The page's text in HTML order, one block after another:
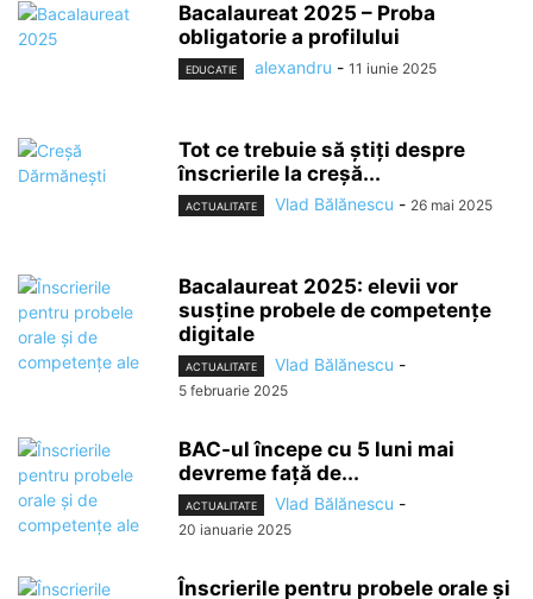
Bacalaureat 2025 – Proba
obligatorie a profilului
EDUCATIE alexandru - 11 iunie 2025
Tot ce trebuie să știți despre
înscrierile la creșă...
ACTUALITATE Vlad Bălănescu - 26 mai 2025
Bacalaureat 2025: elevii vor
susține probele de competențe
digitale
ACTUALITATE Vlad Bălănescu -
5 februarie 2025
BAC-ul începe cu 5 luni mai
devreme față de...
ACTUALITATE Vlad Bălănescu -
20 ianuarie 2025
Înscrierile pentru probele orale și